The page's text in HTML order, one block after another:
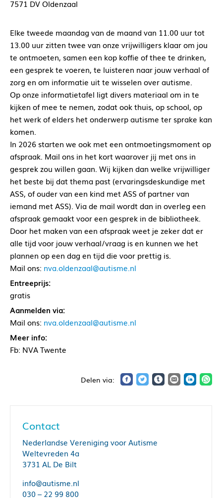
7571 DV Oldenzaal
Elke tweede maandag van de maand van 11.00 uur tot
13.00 uur zitten twee van onze vrijwilligers klaar om jou
te ontmoeten, samen een kop koffie of thee te drinken,
een gesprek te voeren, te luisteren naar jouw verhaal of
zorg en om informatie uit te wisselen over autisme.
Op onze informatietafel ligt divers materiaal om in te
kijken of mee te nemen, zodat ook thuis, op school, op
het werk of elders het onderwerp autisme ter sprake kan
komen.
In 2026 starten we ook met een ontmoetingsmoment op
afspraak. Mail ons in het kort waarover jij met ons in
gesprek zou willen gaan. Wij kijken dan welke vrijwilliger
het beste bij dat thema past (ervaringsdeskundige met
ASS, of ouder van een kind met ASS of partner van
iemand met ASS). Via de mail wordt dan in overleg een
afspraak gemaakt voor een gesprek in de bibliotheek.
Door het maken van een afspraak weet je zeker dat er
alle tijd voor jouw verhaal/vraag is en kunnen we het
plannen op een dag en tijd die voor prettig is.
Mail ons: nva.oldenzaal@autisme.nl
Entreeprijs:
gratis
Aanmelden via:
Mail ons: nva.oldenzaal@autisme.nl
Meer info:
Fb: NVA Twente
Contact
Nederlandse Vereniging voor Autisme
Weltevreden 4a
3731 AL De Bilt
info@autisme.nl
030 – 22 99 800